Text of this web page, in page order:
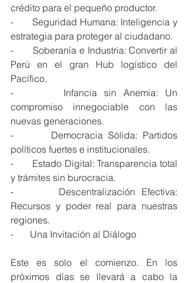
crédito para el pequeño productor.
-       Seguridad Humana: Inteligencia y
estrategia para proteger al ciudadano.
-       Soberanía e Industria: Convertir al
Perú en el gran Hub logístico del
Pacífico.
-       Infancia sin Anemia: Un
compromiso innegociable con las
nuevas generaciones.
-       Democracia Sólida: Partidos
políticos fuertes e institucionales.
-       Estado Digital: Transparencia total
y trámites sin burocracia.
-       Descentralización Efectiva:
Recursos y poder real para nuestras
regiones.
-       Una Invitación al Diálogo
Este es solo el comienzo. En los
próximos días se llevará a cabo la